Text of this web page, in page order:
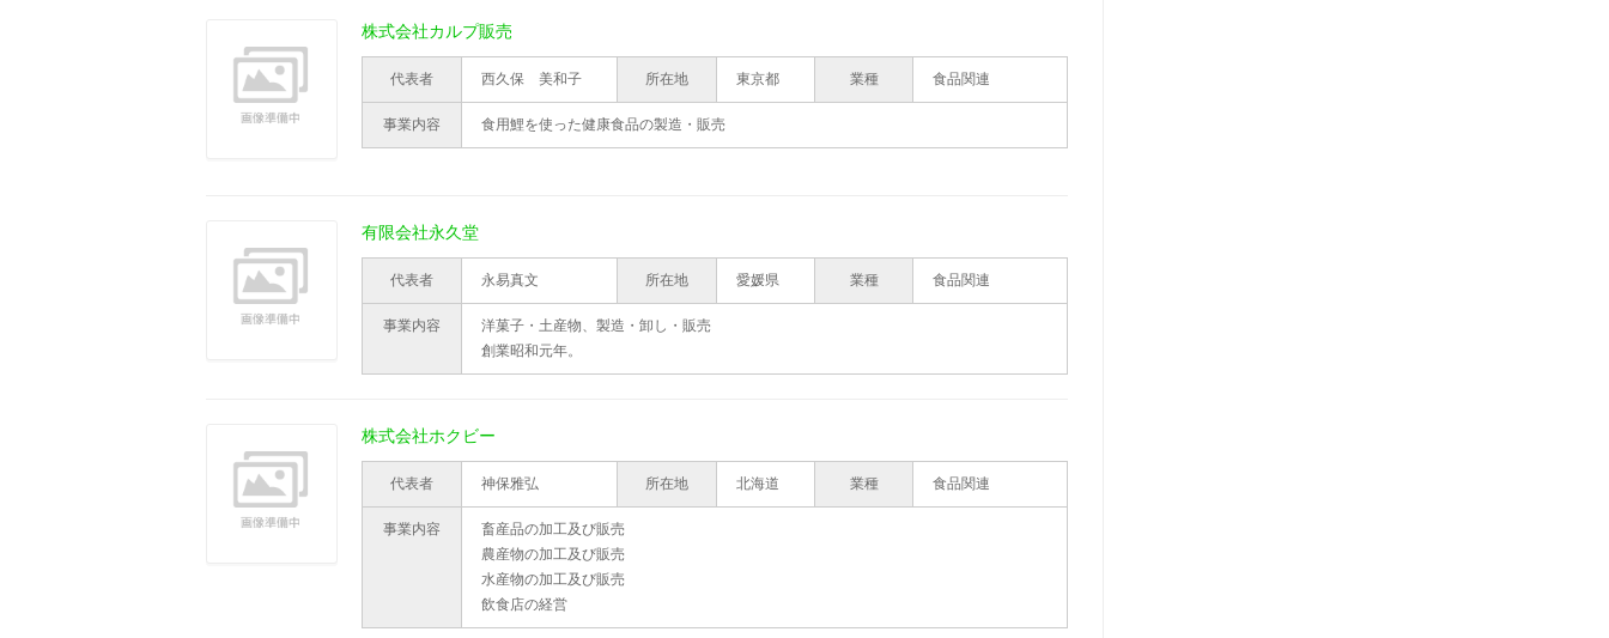
株式会社カルプ販売
代表者 西久保 美和子 所在地 東京都 業種 食品関連
事業内容 食用鯉を使った健康食品の製造・販売
有限会社永久堂
代表者 永易真文 所在地 愛媛県 業種 食品関連
事業内容
洋菓子・土産物、製造・卸し・販売
創業昭和元年。
株式会社ホクビー
代表者 神保雅弘 所在地 北海道 業種 食品関連
事業内容
畜産品の加工及び販売
農産物の加工及び販売
水産物の加工及び販売
飲食店の経営